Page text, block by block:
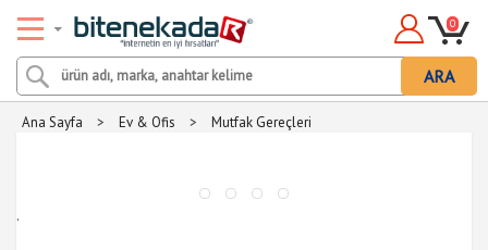
ARA
0
Ana Sayfa > Ev & Ofis > Mutfak Gereçleri
.